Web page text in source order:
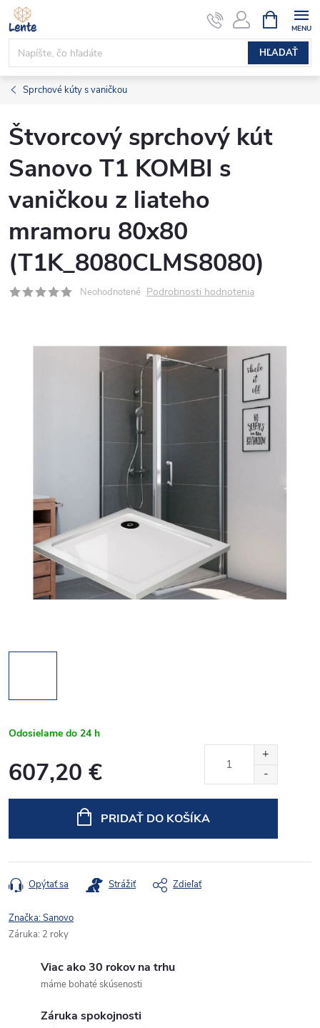
Prejsť
na
obsah
HĽADAŤ
KOŠÍK
Sprchové kúty s vaničkou
Štvorcový sprchový kút
Sanovo T1 KOMBI s
vaničkou z liateho
mramoru 80x80
(T1K_8080CLMS8080)
Neohodnotené Podrobnosti hodnotenia
Odosielame do 24 h
607,20 €
PRIDAŤ DO KOŠÍKA
Opýtať sa Strážiť Zdieľať
Značka:Sanovo
Záruka: 2 roky
Viac ako 30 rokov na trhu
máme bohaté skúsenosti
Záruka spokojnosti